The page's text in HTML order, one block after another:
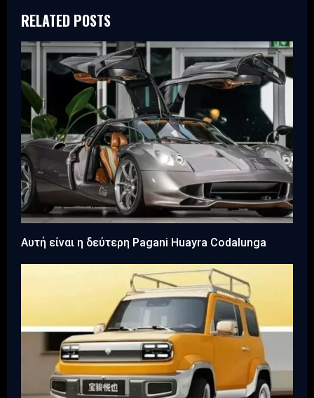
RELATED POSTS
Αυτή είναι η δεύτερη Pagani Huayra Codalunga